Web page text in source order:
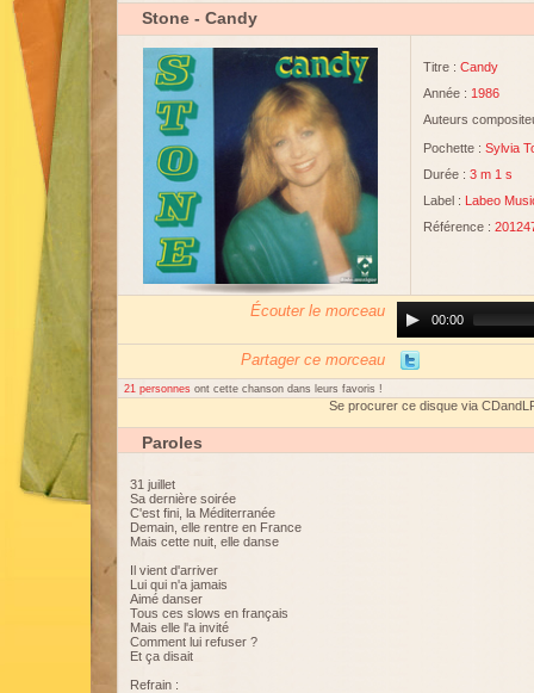
Stone - Candy
Titre : Candy
Année : 1986
Auteurs
Pochette : Sylvia
Durée : 3 m 1 s
Label : Labeo
Référence :
Écouter le morceau
Player00:00
Partager ce morceau
21 personnes ont cette chanson dans leurs favoris !
Se procurer ce disque via
Paroles
31 juillet
Sa dernière soirée
C'est fini, la Méditerranée
Demain, elle rentre en France
Mais cette nuit, elle danse
Il vient d'arriver
Lui qui n'a jamais
Aimé danser
Tous ces slows en français
Mais elle l'a invité
Comment lui refuser ?
Et ça disait
Refrain :